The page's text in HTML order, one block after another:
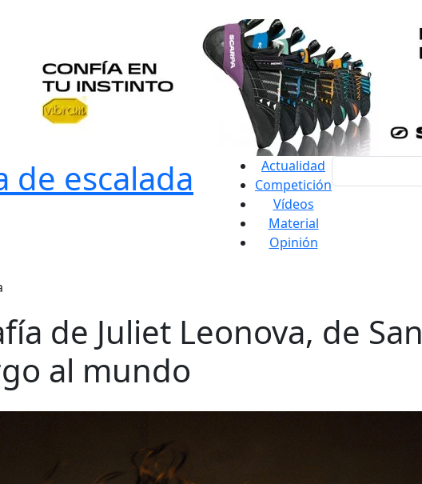
Actualidad
Competición
Vídeos
Material
Opinión
de Juliet Leonova, de San
al mundo